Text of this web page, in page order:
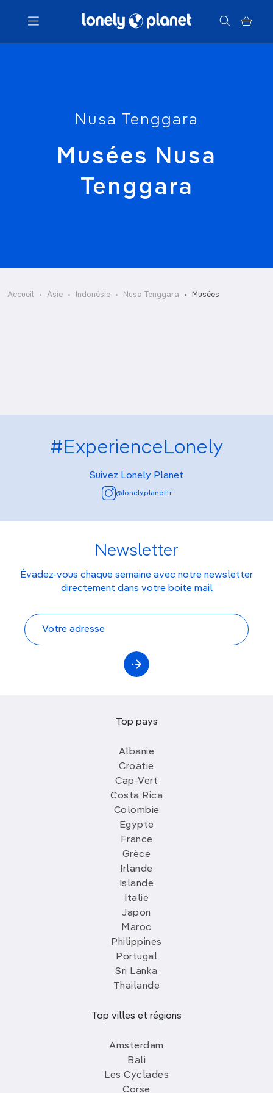
Menu
Nusa Tenggara
Musées Nusa
Tenggara
Accueil Asie Indonésie Nusa Tenggara Musées
Sumba
Museum Asi Mbojo
#ExperienceLonely
Suivez Lonely Planet
@lonelyplanetfr
Newsletter
Évadez-vous chaque semaine avec notre newsletter
directement dans votre boite mail
Top pays
Albanie
Croatie
Cap-Vert
Costa Rica
Colombie
Egypte
France
Grèce
Irlande
Islande
Italie
Japon
Maroc
Philippines
Portugal
Sri Lanka
Thailande
Top villes et régions
Amsterdam
Bali
Les Cyclades
Corse